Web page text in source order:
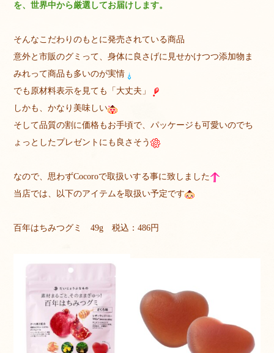
を、世界中から厳選してお届けします。
そんなこだわりのもとに発売されている商品
意外と市販のグミって、身体に良さげに見せかけつつ添加物ま
みれって商品も多いのが実情
でも原材料表示を見ても「大丈夫」
しかも、かなり美味しい
そして品質の割に価格もお手頃で、パッケージも可愛いのでち
ょっとしたプレゼントにも良さそう
なので、思わずCocoroで取扱いする事に致しました
当店では、以下のアイテムを取扱い予定です
百年はちみつグミ 49g 税込：486円